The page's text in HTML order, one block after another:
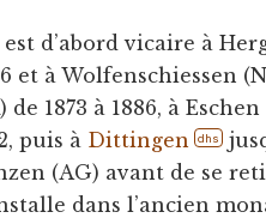
d’abord vicaire à
et à Wolfenschiessen
1873 à 1886, à
puis à Dittingen dhs
(AG) avant de se
dans l’ancien